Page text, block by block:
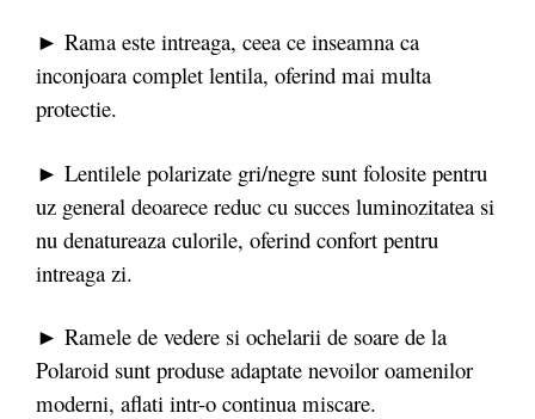
► Rama este intreaga, ceea ce inseamna ca
inconjoara complet lentila, oferind mai multa
protectie.
► Lentilele polarizate gri/negre sunt folosite pentru
uz general deoarece reduc cu succes luminozitatea si
nu denatureaza culorile, oferind confort pentru
intreaga zi.
► Ramele de vedere si ochelarii de soare de la
Polaroid sunt produse adaptate nevoilor oamenilor
moderni, aflati intr-o continua miscare.